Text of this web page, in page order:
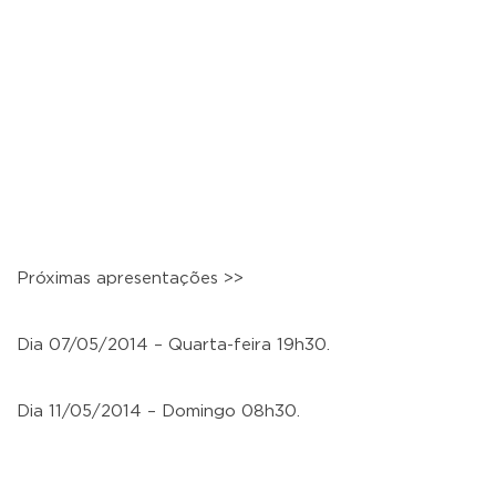
Próximas apresentações >>
Dia 07/05/2014 – Quarta-feira 19h30.
Dia 11/05/2014 – Domingo 08h30.